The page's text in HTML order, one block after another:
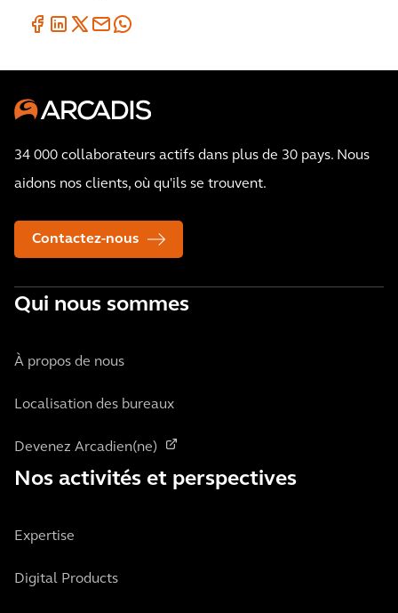
34 000 collaborateurs actifs dans plus de 30 pays. Nous
aidons nos clients, où qu'ils se trouvent.
Contactez-nous
Qui nous sommes
À propos de nous
Localisation des bureaux
Devenez Arcadien(ne)
Nos activités et perspectives
Expertise
Digital Products